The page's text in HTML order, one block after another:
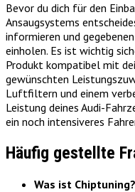
Bevor du dich für den
Ansaugsystems
informieren und
einholen. Es ist wichtig
Produkt kompatibel mit
gewünschten
Luftfiltern und einem
Leistung deines Audi-
ein noch intensiveres
Häufig gestellte
Was ist Chiptuning?